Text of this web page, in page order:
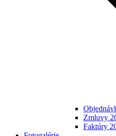
Zmluvy
Faktúry